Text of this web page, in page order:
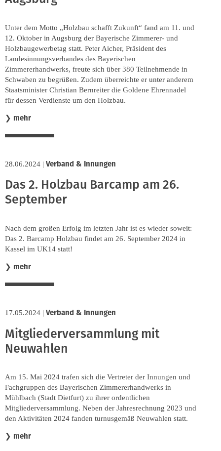
Unter dem Motto „Holzbau schafft Zukunft“ fand am 11. und
12. Oktober in Augsburg der Bayerische Zimmerer- und
Holzbaugewerbetag statt. Peter Aicher, Präsident des
Landesinnungsverbandes des Bayerischen
Zimmererhandwerks, freute sich über 380 Teilnehmende in
Schwaben zu begrüßen. Zudem überreichte er unter anderem
Staatsminister Christian Bernreiter die Goldene Ehrennadel
für dessen Verdienste um den Holzbau.
❯ mehr
28.06.2024 | Verband & Innungen
Das 2. Holzbau Barcamp am 26.
September
Nach dem großen Erfolg im letzten Jahr ist es wieder soweit:
Das 2. Barcamp Holzbau findet am 26. September 2024 in
Kassel im UK14 statt!
❯ mehr
17.05.2024 | Verband & Innungen
Mitgliederversammlung mit
Neuwahlen
Am 15. Mai 2024 trafen sich die Vertreter der Innungen und
Fachgruppen des Bayerischen Zimmererhandwerks in
Mühlbach (Stadt Dietfurt) zu ihrer ordentlichen
Mitgliederversammlung. Neben der Jahresrechnung 2023 und
den Aktivitäten 2024 fanden turnusgemäß Neuwahlen statt.
❯ mehr